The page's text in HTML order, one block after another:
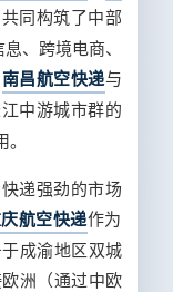
同构筑了中部
、跨境电商、
南昌航空快递与
中游城市群的
递强劲的市场
航空快递作为
成渝地区双城
洲（通过中欧